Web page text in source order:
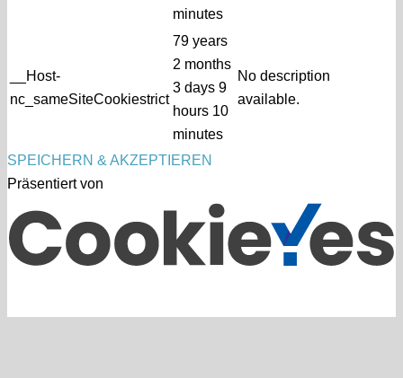
minutes
__Host-
nc_sameSiteCookiestrict
79 years
2 months
3 days 9
hours 10
minutes
No description
available.
SPEICHERN & AKZEPTIEREN
Präsentiert von